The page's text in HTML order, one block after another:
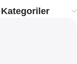
Kategoriler